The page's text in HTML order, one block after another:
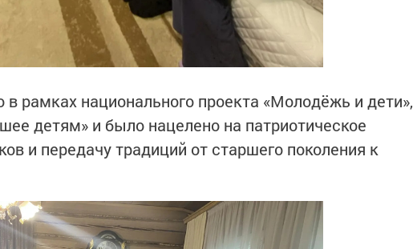
рамках национального проекта «Молодёжь и дети»,
детям» и было нацелено на патриотическое
и передачу традиций от старшего поколения к